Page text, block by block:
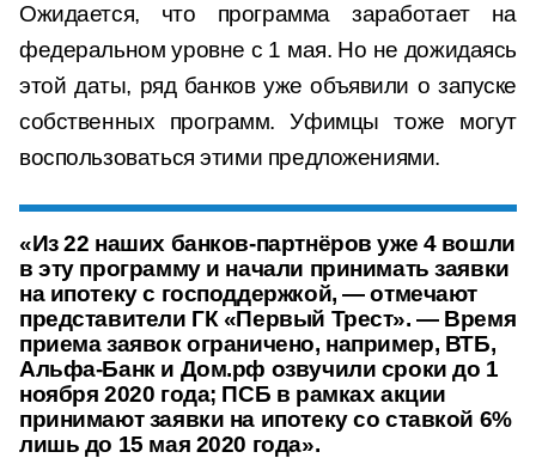
Ожидается, что программа заработает на
федеральном уровне с 1 мая. Но не дожидаясь
этой даты, ряд банков уже объявили о запуске
собственных программ. Уфимцы тоже могут
воспользоваться этими предложениями.
«Из 22 наших банков-партнёров уже 4 вошли
в эту программу и начали принимать заявки
на ипотеку с господдержкой, — отмечают
представители ГК «Первый Трест». — Время
приема заявок ограничено, например, ВТБ,
Альфа-Банк и Дом.рф озвучили сроки до 1
ноября 2020 года; ПСБ в рамках акции
принимают заявки на ипотеку со ставкой 6%
лишь до 15 мая 2020 года».